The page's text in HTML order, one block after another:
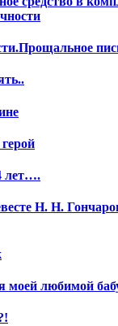
лет….
Н. Н.
моей любимой